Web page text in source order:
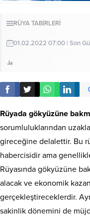
RÜYA TABİRLERİ
01.02.2022 07:00 | Son
Rüyada gökyüzüne
sorumluluklarından
gireceğine delalettir. Bu
habercisidir ama
Rüyasında gökyüzüne
alacak ve ekonomik
gerçekleştireceklerdir.
sakinlik dönemini de